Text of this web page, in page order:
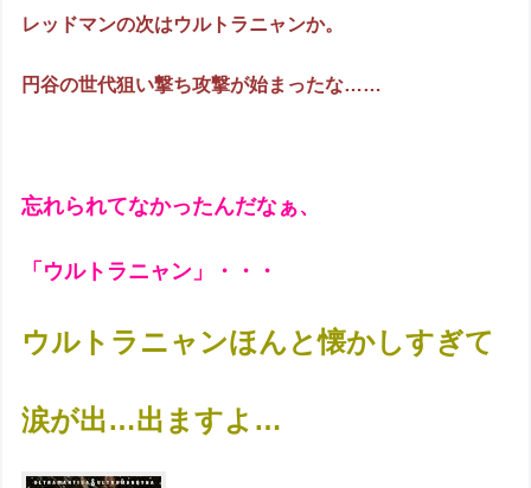
レッドマンの次はウルトラニャンか。
円谷の世代狙い撃ち攻撃が始まったな……
忘れられてなかったんだなぁ、
「ウルトラニャン」・・・
ウルトラニャンほんと懐かしすぎて
涙が出…出ますよ…